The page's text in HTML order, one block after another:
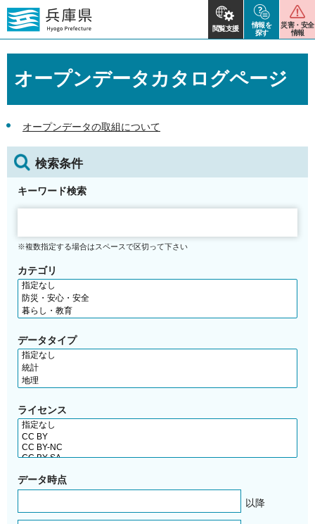
閲覧支援
情報を
探す
災害・安全
情報
オープンデータカタログページ
オープンデータの取組について
検索条件
キーワード検索
※複数指定する場合はスペースで区切って下さい
カテゴリ
データタイプ
ライセンス
データ時点
以降